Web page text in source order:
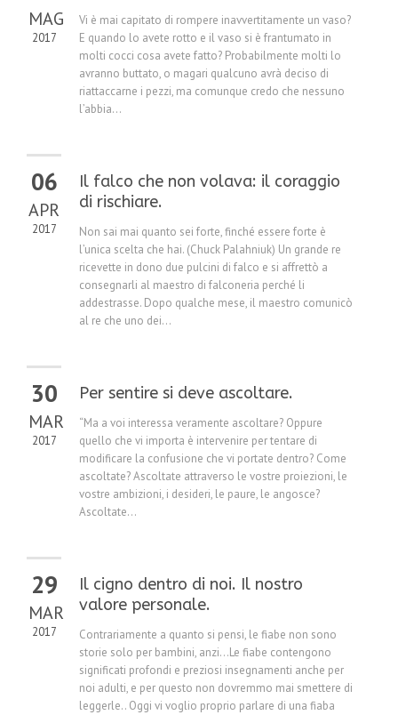
MAG
2017
Vi è mai capitato di rompere inavvertitamente un vaso?
E quando lo avete rotto e il vaso si è frantumato in
molti cocci cosa avete fatto? Probabilmente molti lo
avranno buttato, o magari qualcuno avrà deciso di
riattaccarne i pezzi, ma comunque credo che nessuno
l’abbia...
06
APR
2017
Il falco che non volava: il coraggio
di rischiare.
Non sai mai quanto sei forte, finché essere forte è
l’unica scelta che hai. (Chuck Palahniuk) Un grande re
ricevette in dono due pulcini di falco e si affrettò a
consegnarli al maestro di falconeria perché li
addestrasse. Dopo qualche mese, il maestro comunicò
al re che uno dei...
30
MAR
2017
Per sentire si deve ascoltare.
“Ma a voi interessa veramente ascoltare? Oppure
quello che vi importa è intervenire per tentare di
modificare la confusione che vi portate dentro? Come
ascoltate? Ascoltate attraverso le vostre proiezioni, le
vostre ambizioni, i desideri, le paure, le angosce?
Ascoltate...
29
MAR
2017
Il cigno dentro di noi. Il nostro
valore personale.
Contrariamente a quanto si pensi, le fiabe non sono
storie solo per bambini, anzi…Le fiabe contengono
significati profondi e preziosi insegnamenti anche per
noi adulti, e per questo non dovremmo mai smettere di
leggerle.. Oggi vi voglio proprio parlare di una fiaba